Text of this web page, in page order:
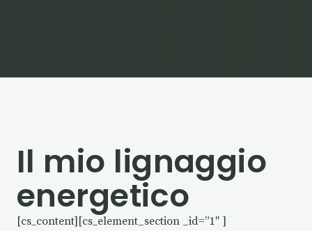
Il mio lignaggio
energetico
[cs_content][cs_element_section _id=”1″ ]